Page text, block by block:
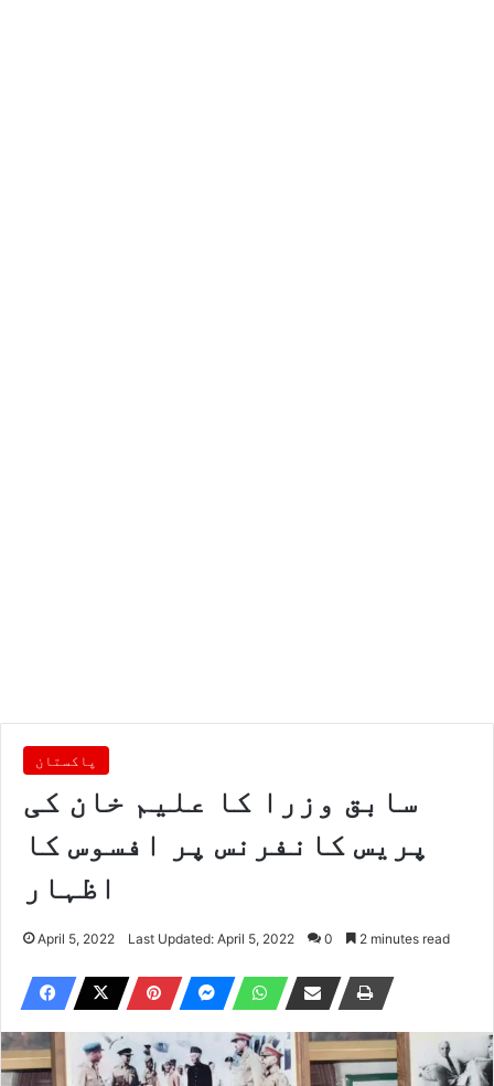
پاکستان
سابق وزرا کا علیم خان کی
پریس کانفرنس پر افسوس کا
اظہار
April 5, 2022 Last Updated: April 5, 2022 0 2 minutes read